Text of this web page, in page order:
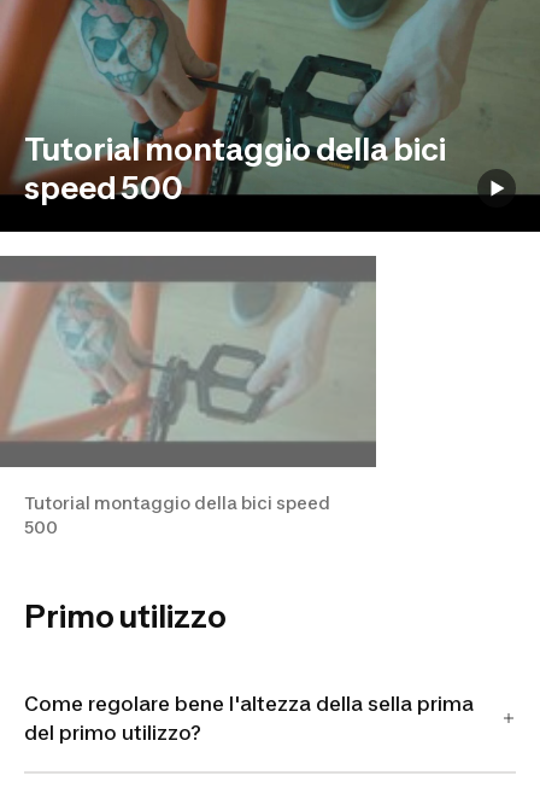
Tutorial montaggio della bici
speed 500
Tutorial montaggio della bici speed
500
Primo utilizzo
Come regolare bene l'altezza della sella prima
del primo utilizzo?